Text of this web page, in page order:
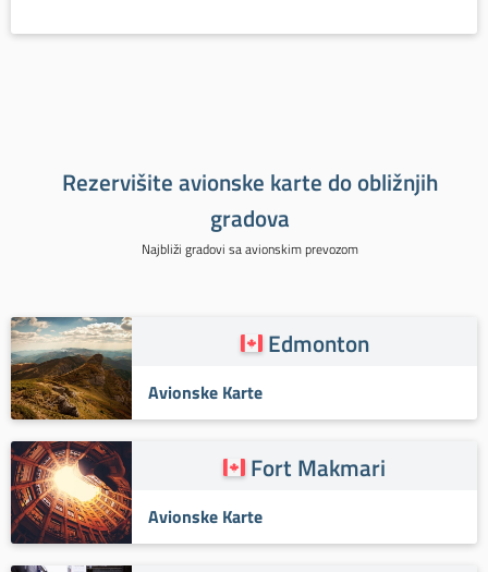
Rezervišite avionske karte do obližnjih
gradova
Najbliži gradovi sa avionskim prevozom
Edmonton
Avionske Karte
Fort Makmari
Avionske Karte